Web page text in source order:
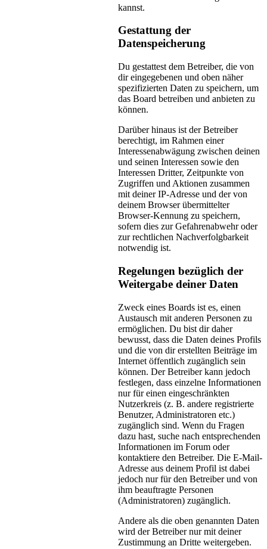
kannst.
Gestattung der
Datenspeicherung
Du gestattest dem Betreiber, die von
dir eingegebenen und oben näher
spezifizierten Daten zu speichern, um
das Board betreiben und anbieten zu
können.
Darüber hinaus ist der Betreiber
berechtigt, im Rahmen einer
Interessenabwägung zwischen deinen
und seinen Interessen sowie den
Interessen Dritter, Zeitpunkte von
Zugriffen und Aktionen zusammen
mit deiner IP-Adresse und der von
deinem Browser übermittelter
Browser-Kennung zu speichern,
sofern dies zur Gefahrenabwehr oder
zur rechtlichen Nachverfolgbarkeit
notwendig ist.
Regelungen bezüglich der
Weitergabe deiner Daten
Zweck eines Boards ist es, einen
Austausch mit anderen Personen zu
ermöglichen. Du bist dir daher
bewusst, dass die Daten deines Profils
und die von dir erstellten Beiträge im
Internet öffentlich zugänglich sein
können. Der Betreiber kann jedoch
festlegen, dass einzelne Informationen
nur für einen eingeschränkten
Nutzerkreis (z. B. andere registrierte
Benutzer, Administratoren etc.)
zugänglich sind. Wenn du Fragen
dazu hast, suche nach entsprechenden
Informationen im Forum oder
kontaktiere den Betreiber. Die E-Mail-
Adresse aus deinem Profil ist dabei
jedoch nur für den Betreiber und von
ihm beauftragte Personen
(Administratoren) zugänglich.
Andere als die oben genannten Daten
wird der Betreiber nur mit deiner
Zustimmung an Dritte weitergeben.